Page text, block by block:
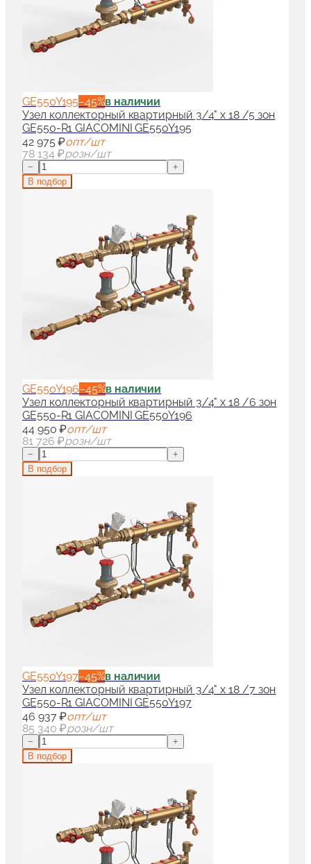
GE550Y195−45%в наличии
Узел коллекторный квартирный 3/4" x 18 /5 зон
GE550-R1 GIACOMINI GE550Y195
42 975 ₽опт/шт
78 134 ₽розн/шт
−
+
В подбор
GE550Y196−45%в наличии
Узел коллекторный квартирный 3/4" x 18 /6 зон
GE550-R1 GIACOMINI GE550Y196
44 950 ₽опт/шт
81 726 ₽розн/шт
−
+
В подбор
GE550Y197−45%в наличии
Узел коллекторный квартирный 3/4" x 18 /7 зон
GE550-R1 GIACOMINI GE550Y197
46 937 ₽опт/шт
85 340 ₽розн/шт
−
+
В подбор